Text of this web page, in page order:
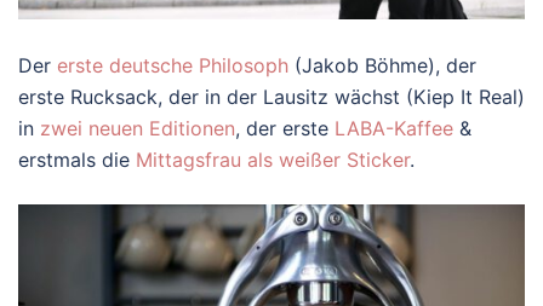
Der erste deutsche Philosoph (Jakob Böhme), der
erste Rucksack, der in der Lausitz wächst (Kiep It Real)
in zwei neuen Editionen, der erste LABA-Kaffee &
erstmals die Mittagsfrau als weißer Sticker.